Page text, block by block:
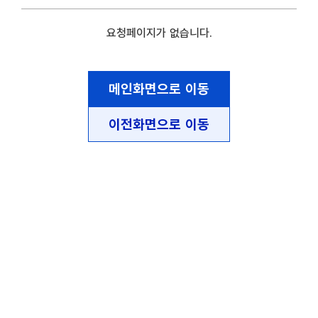
요청페이지가 없습니다.
메인화면으로 이동
이전화면으로 이동